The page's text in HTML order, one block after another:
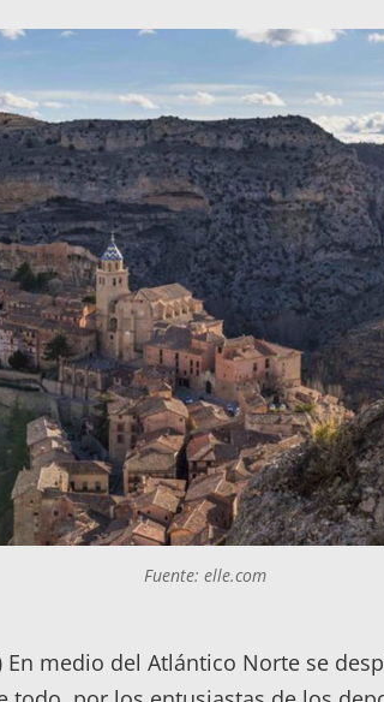
Fuente: elle.com
En medio del Atlántico Norte se